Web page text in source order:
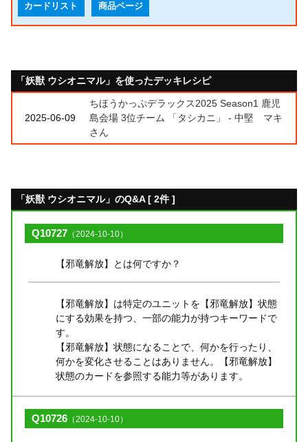
カードリスト 商品ページ
「妖獣 ウシオニマル」を使ったデッキレシピ
2025-06-09
ちほうかっぷデラックス2025 Season1 鹿児
島会場 3位チーム 「タシカニ」 - 中堅 マキ
さん
「妖獣 ウシオニマル」のQ&A [ 2件 ]
Q10727 （2024-10-10）
【邪竜解放】とは何ですか？
【邪竜解放】は特定のユニットを【邪竜解放】状態
にする効果を持つ、一部の能力が持つキーワードで
す。
【邪竜解放】状態になることで、何かを行ったり、
何かを変化させることはありません。【邪竜解放】
状態のカードを参照する能力等があります。
Q10726 （2024-10-10）